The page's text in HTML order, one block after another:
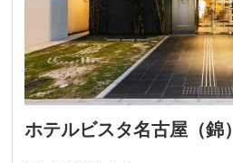
ホテルビスタ名古屋（錦）